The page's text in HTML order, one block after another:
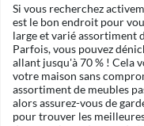
Si vous recherchez
est le bon endroit pour
large et varié assortiment
Parfois, vous pouvez
allant jusqu'à 70 % ! Cela
votre maison sans
assortiment de meubles
alors assurez-vous de
pour trouver les